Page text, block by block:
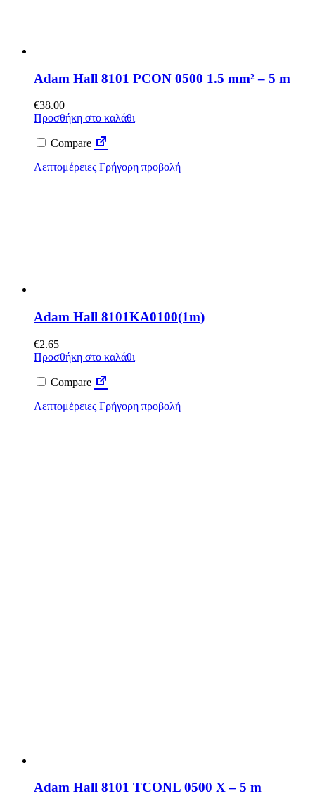
Adam Hall 8101 PCON 0500 1.5 mm² – 5 m
€38.00
Προσθήκη στο καλάθι
Compare
Λεπτομέρειες Γρήγορη προβολή
Adam Hall 8101KA0100(1m)
€2.65
Προσθήκη στο καλάθι
Compare
Λεπτομέρειες Γρήγορη προβολή
Adam Hall 8101 TCONL 0500 X – 5 m